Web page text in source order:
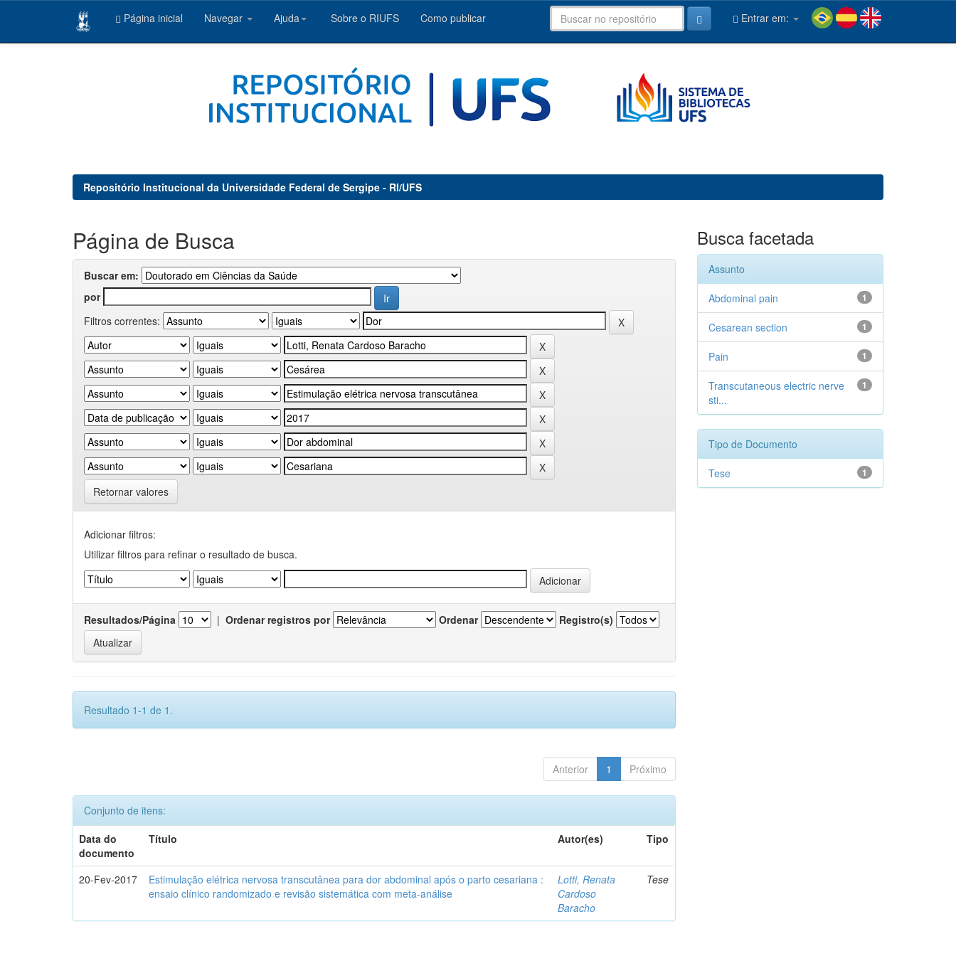
Página inicial Navegar Ajuda Sobre o RIUFS Como publicar Entrar em:
Repositório Institucional da Universidade Federal de Sergipe - RI/UFS
Página de Busca
Buscar em:
por
Filtros correntes:
Retornar valores
Adicionar filtros:
Utilizar filtros para refinar o resultado de busca.
Resultados/Página | Ordenar registros por Ordenar Registro(s)
Resultado 1-1 de 1.
Anterior 1 Próximo
Conjunto de itens:
Data do
documento
Título Autor(es) Tipo
20-Fev-2017
Estimulação elétrica nervosa transcutânea para dor abdominal após o parto cesariana :
ensaio clínico randomizado e revisão sistemática com meta-análise
Lotti, Renata
Cardoso
Baracho
Tese
Busca facetada
Assunto
1
Abdominal pain
1
Cesarean section
1
Pain
1
Transcutaneous electric nerve
sti...
Tipo de Documento
1
Tese